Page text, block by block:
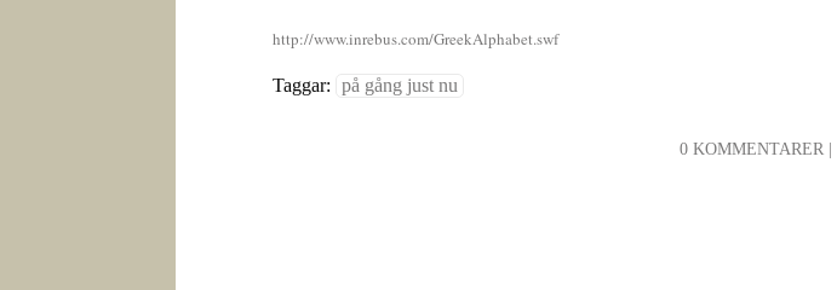
http://www.inrebus.com/GreekAlphabet.swf
Taggar: på gång just nu
0 KOMMENTARER